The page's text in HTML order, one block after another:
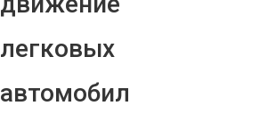
легковых
автомобил